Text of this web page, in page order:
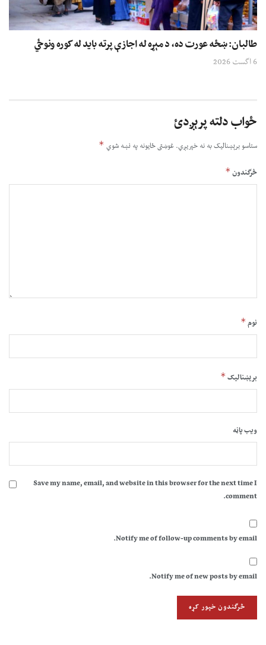
طالبان: ښځه عورت ده، د مېړه له اجازې پرته باید له کوره ونوځي
6 اگست 2026
ځواب دلته پرېږدئ
ستاسو برېښناليک به نه خپريږي.غوښتى ځایونه په نښه شوي *
څرگندون*
نوم*
بریښنالیک*
ویب پاڼه
Save my name, email, and website in this browser for the next time I
comment.
Notify me of follow-up comments by email.
Notify me of new posts by email.